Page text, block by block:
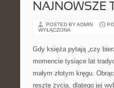
NAJNOWSZE
POSTED BY ADMIN
WYŁĄCZONA
Gdy księża pytają „czy
momencie tysiące lat
małym złotym kręgu.
resztę życia, dlatego jej